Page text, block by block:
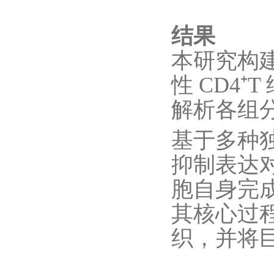
结果
本研究构
性
解析各组
基于多种
抑制表达
胞自身完
其核心过
织，并将